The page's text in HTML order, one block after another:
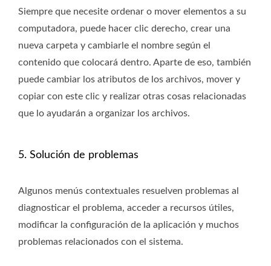
Siempre que necesite ordenar o mover elementos a su
computadora, puede hacer clic derecho, crear una
nueva carpeta y cambiarle el nombre según el
contenido que colocará dentro. Aparte de eso, también
puede cambiar los atributos de los archivos, mover y
copiar con este clic y realizar otras cosas relacionadas
que lo ayudarán a organizar los archivos.
5. Solución de problemas
Algunos menús contextuales resuelven problemas al
diagnosticar el problema, acceder a recursos útiles,
modificar la configuración de la aplicación y muchos
problemas relacionados con el sistema.